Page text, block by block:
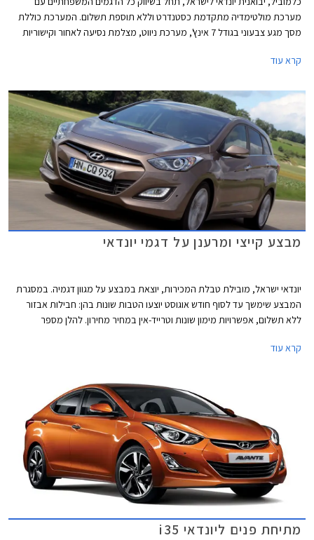
מערכת מולטימדיה מתקדמת כסטנדרט וללא תוספת תשלום. המערכת כוללת
מסך מגע צבעוני בגודל 7 אינץ', מערכת ניווט, מצלמת נסיעה לאחור וקישוריות
קרא עוד
מבצע קייצי ומרענן על דגמי יונדאי
יונדאי ישראל, מובילת טבלת המכירות, יוצאת במבצע על מגוון דגמיה. במסגרת
המבצע שימשך עד לסוף חודש אוגוסט יוצעו הטבות שונות בהן: חבילות אבזור
ללא תשלום, אפשרויות מימון שונות וטרייד-אין במחיר מחירון. להלן מספר
קרא עוד
מתיחת פנים ליונדאי i35